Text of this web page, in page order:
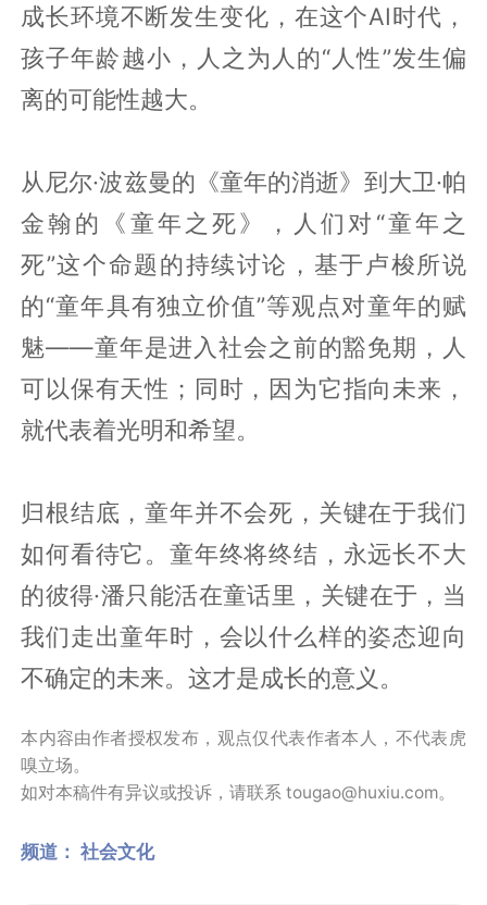
成长环境不断发生变化，在这个AI时代，
孩子年龄越小，人之为人的“人性”发生偏
离的可能性越大。
从尼尔·波兹曼的《童年的消逝》到大卫·帕
金翰的《童年之死》，人们对“童年之
死”这个命题的持续讨论，基于卢梭所说
的“童年具有独立价值”等观点对童年的赋
魅——童年是进入社会之前的豁免期，人
可以保有天性；同时，因为它指向未来，
就代表着光明和希望。
归根结底，童年并不会死，关键在于我们
如何看待它。童年终将终结，永远长不大
的彼得·潘只能活在童话里，关键在于，当
我们走出童年时，会以什么样的姿态迎向
不确定的未来。这才是成长的意义。
本内容由作者授权发布，观点仅代表作者本人，不代表虎
嗅立场。
如对本稿件有异议或投诉，请联系 tougao@huxiu.com。
频道： 社会文化